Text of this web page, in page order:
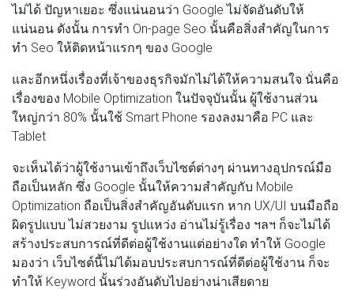
ไม่ได้ ปัญหาเยอะ ซึ่งแน่นอนว่า Google ไม่จัดอันดับให้
แน่นอน ดังนั้น การทำ On-page Seo นั้นคือสิ่งสำคัญในการ
ทำ Seo ให้ติดหน้าแรกๆ ของ Google
และอีกหนึ่งเรื่องที่เจ้าของธุรกิจมักไม่ได้ให้ความสนใจ นั่นคือ
เรื่องของ Mobile Optimization ในปัจจุบันนั้น ผู้ใช้งานส่วน
ใหญ่กว่า 80% นั้นใช้ Smart Phone รองลงมาคือ PC และ
Tablet
จะเห็นได้ว่าผู้ใช้งานเข้าถึงเว็บไซต์ต่างๆ ผ่านทางอุปกรณ์มือ
ถือเป็นหลัก ซึ่ง Google นั้นให้ความสำคัญกับ Mobile
Optimization ถือเป็นสิ่งสำคัญอันดับแรก หาก UX/UI บนมือถือ
ผิดรูปแบบ ไม่สวยงาม รูปแหว่ง อ่านไม่รู้เรื่อง ฯลฯ ก็จะไม่ได้
สร้างประสบการณ์ที่ดีต่อผู้ใช้งานแต่อย่างใด ทำให้ Google
มองว่า เว็บไซต์นี้ไม่ได้มอบประสบการณ์ที่ดีต่อผู้ใช้งาน ก็จะ
ทำให้ Keyword นั้นร่วงอันดับไปอย่างน่าเสียดาย